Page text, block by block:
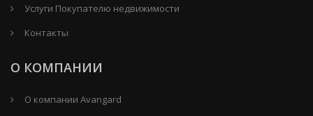
Услуги Покупателю недвижимости
Контакты
О КОМПАНИИ
О компании Avangard